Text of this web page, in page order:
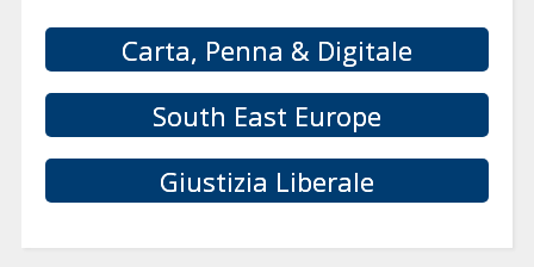
Carta, Penna & Digitale
South East Europe
Giustizia Liberale